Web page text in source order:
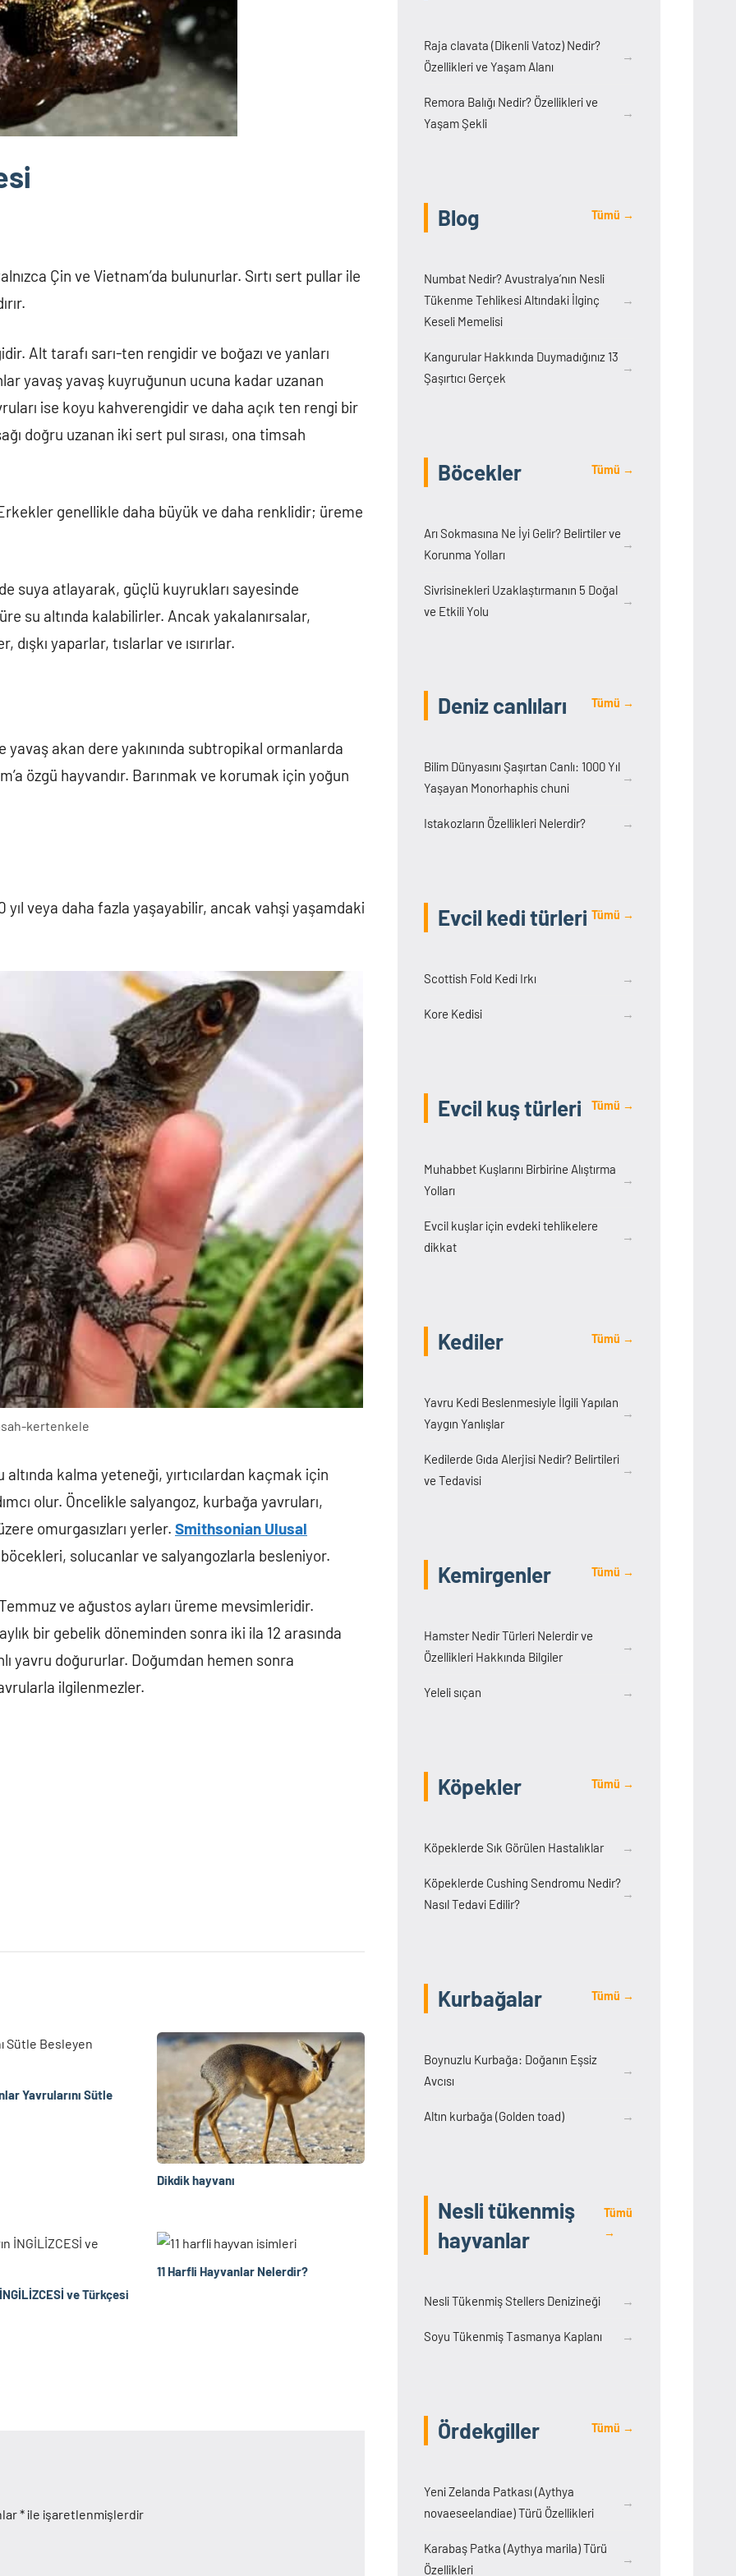
Çin ve Vietnam’da bulunurlar. Sırtı sert pullar ile
Alt tarafı sarı-ten rengidir ve boğazı ve yanları
yavaş yavaş kuyruğunun ucuna kadar uzanan
ise koyu kahverengidir ve daha açık ten rengi bir
doğru uzanan iki sert pul sırası, ona timsah
genellikle daha büyük ve daha renklidir; üreme
suya atlayarak, güçlü kuyrukları sayesinde
su altında kalabilirler. Ancak yakalanırsalar,
yaparlar, tıslarlar ve ısırırlar.
akan dere yakınında subtropikal ormanlarda
özgü hayvandır. Barınmak ve korumak için yoğun
yıl veya daha fazla yaşayabilir, ancak vahşi yaşamdaki
kertenkele
kalma yeteneği, yırtıcılardan kaçmak için
olur. Öncelikle salyangoz, kurbağa yavruları,
omurgasızları yerler. Smithsonian Ulusal
böcekleri, solucanlar ve salyangozlarla besleniyor.
ve ağustos ayları üreme mevsimleridir.
bir gebelik döneminden sonra iki ila 12 arasında
yavru doğururlar. Doğumdan hemen sonra
ilgilenmezler.
Yavrularını Sütle
Dikdik hayvanı
ve Türkçesi
11 Harfli Hayvanlar Nelerdir?
* ile işaretlenmişlerdir
Raja clavata (Dikenli Vatoz) Nedir?
Özellikleri ve Yaşam Alanı
→
Remora Balığı Nedir? Özellikleri ve
Yaşam Şekli
→
Blog Tümü →
Numbat Nedir? Avustralya’nın Nesli
Tükenme Tehlikesi Altındaki İlginç
Keseli Memelisi
→
Kangurular Hakkında Duymadığınız 13
Şaşırtıcı Gerçek
→
Böcekler Tümü →
Arı Sokmasına Ne İyi Gelir? Belirtiler ve
Korunma Yolları
→
Sivrisinekleri Uzaklaştırmanın 5 Doğal
ve Etkili Yolu
→
Deniz canlıları Tümü →
Bilim Dünyasını Şaşırtan Canlı: 1000 Yıl
Yaşayan Monorhaphis chuni
→
Istakozların Özellikleri Nelerdir? →
Evcil kedi türleri Tümü →
Scottish Fold Kedi Irkı →
Kore Kedisi →
Evcil kuş türleri Tümü →
Muhabbet Kuşlarını Birbirine Alıştırma
Yolları
→
Evcil kuşlar için evdeki tehlikelere
dikkat
→
Kediler Tümü →
Yavru Kedi Beslenmesiyle İlgili Yapılan
Yaygın Yanlışlar
→
Kedilerde Gıda Alerjisi Nedir? Belirtileri
ve Tedavisi
→
Kemirgenler Tümü →
Hamster Nedir Türleri Nelerdir ve
Özellikleri Hakkında Bilgiler
→
Yeleli sıçan →
Köpekler Tümü →
Köpeklerde Sık Görülen Hastalıklar →
Köpeklerde Cushing Sendromu Nedir?
Nasıl Tedavi Edilir?
→
Kurbağalar Tümü →
Boynuzlu Kurbağa: Doğanın Eşsiz
Avcısı
→
Altın kurbağa (Golden toad) →
Nesli tükenmiş
hayvanlar
Tümü
→
Nesli Tükenmiş Stellers Denizineği →
Soyu Tükenmiş Tasmanya Kaplanı →
Ördekgiller Tümü →
Yeni Zelanda Patkası (Aythya
novaeseelandiae) Türü Özellikleri
→
Karabaş Patka (Aythya marila) Türü
Özellikleri
→